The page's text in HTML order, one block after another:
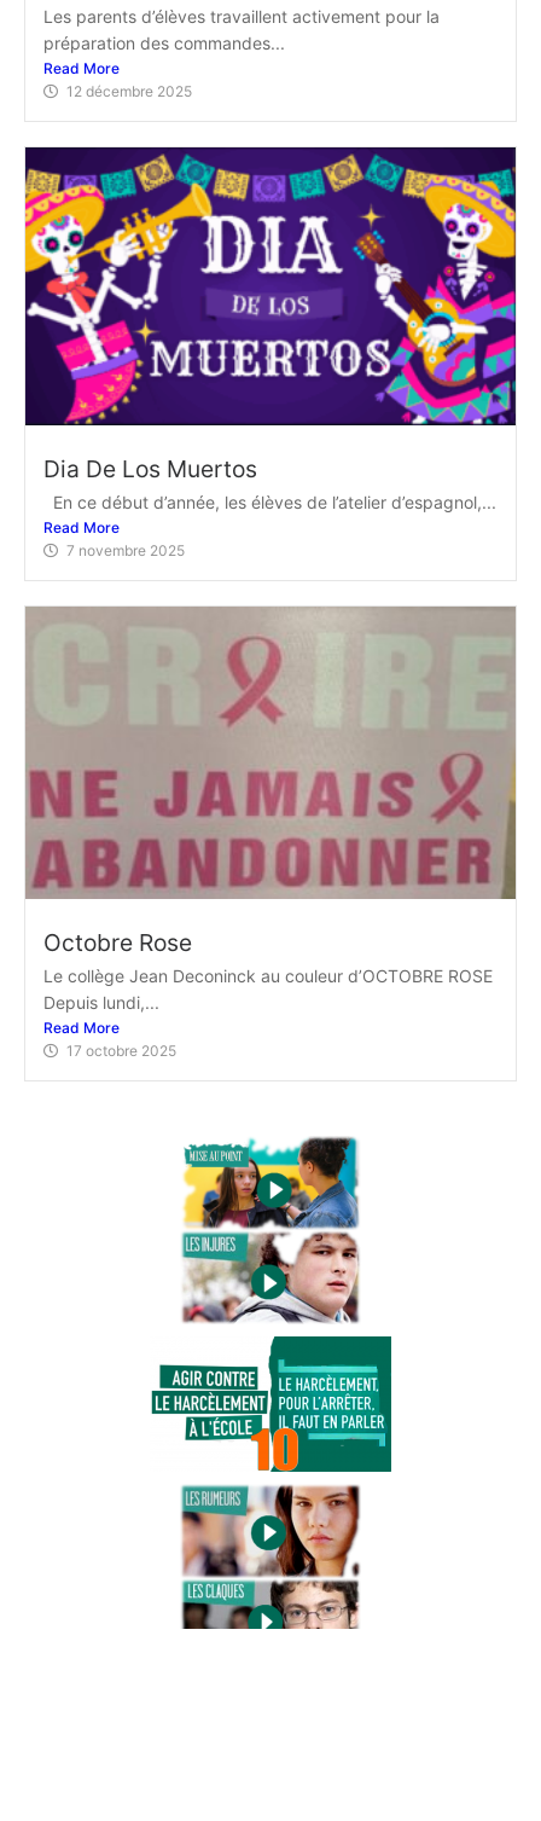
Les parents d’élèves travaillent activement pour la
préparation des commandes...
Read More
12 décembre 2025
Dia De Los Muertos
En ce début d’année, les élèves de l’atelier d’espagnol,...
Read More
7 novembre 2025
Octobre Rose
Le collège Jean Deconinck au couleur d’OCTOBRE ROSE
Depuis lundi,...
Read More
17 octobre 2025